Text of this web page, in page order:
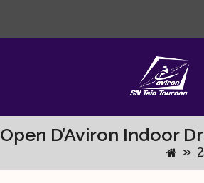
Open D’Aviron Indoor
»